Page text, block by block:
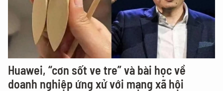
Huawei, “cơn sốt ve tre” và bài học về
doanh nghiệp ứng xử với mạng xã hội